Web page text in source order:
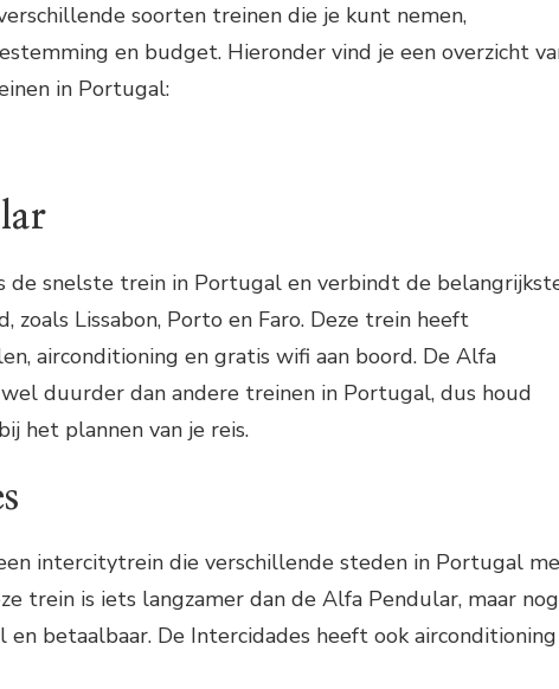
soorten treinen die je kunt nemen,
en budget. Hieronder vind je een overzicht
in Portugal:
de snelste trein in Portugal en verbindt de
zoals Lissabon, Porto en Faro. Deze trein heeft
airconditioning en gratis wifi aan boord. De Alfa
duurder dan andere treinen in Portugal, dus houd
het plannen van je reis.
intercitytrein die verschillende steden in Portugal
trein is iets langzamer dan de Alfa Pendular, maar nog
betaalbaar. De Intercidades heeft ook airconditioning